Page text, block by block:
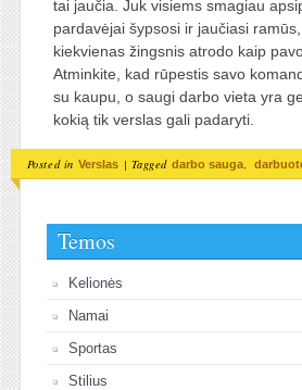
tai jaučia. Juk visiems smagiau
pardavėjai šypsosi ir jaučiasi
kiekvienas žingsnis atrodo kaip
Atminkite, kad rūpestis savo
su kaupu, o saugi darbo vieta yra
kokią tik verslas gali padaryti.
Posted in Verslas | Tagged darbo sauga,
Temos
Kelionės
Namai
Sportas
Stilius